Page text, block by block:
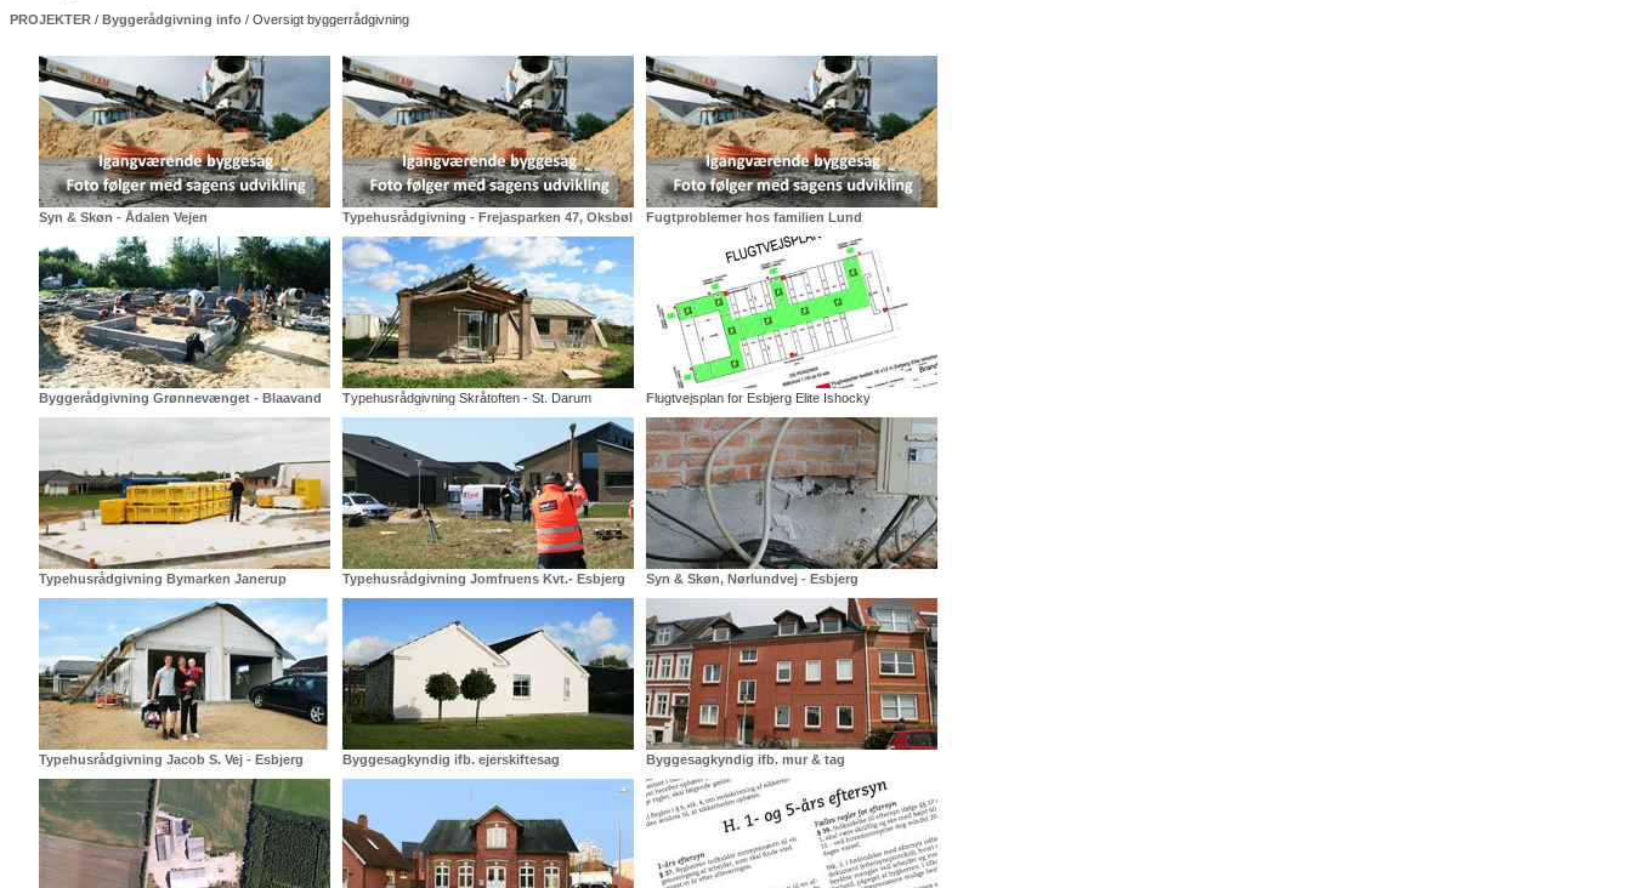
PROJEKTER / Byggerådgivning info / Oversigt byggerrådgivning
Syn & Skøn - Ådalen Vejen Typehusrådgivning - Frejasparken 47, Oksbøl Fugtproblemer hos familien Lund
Byggerådgivning Grønnevænget - Blaavand Typehusrådgivning Skråtoften - St. Darum Flugtvejsplan for Esbjerg Elite Ishocky
Typehusrådgivning Bymarken Janerup Typehusrådgivning Jomfruens Kvt.- Esbjerg Syn & Skøn, Nørlundvej - Esbjerg
Typehusrådgivning Jacob S. Vej - Esbjerg Byggesagkyndig ifb. ejerskiftesag Byggesagkyndig ifb. mur & tag